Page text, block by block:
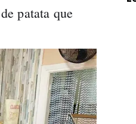
patata que